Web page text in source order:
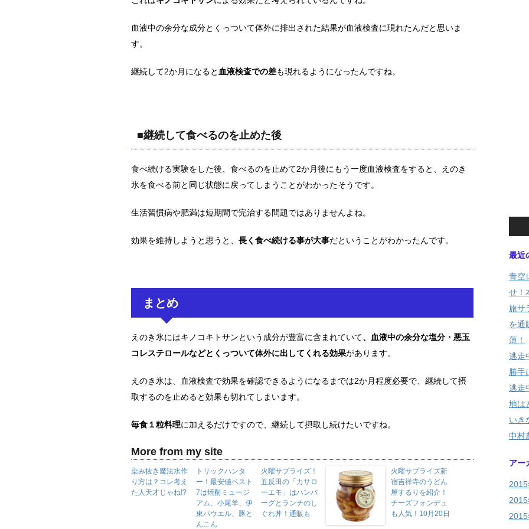
血液中の余分な成分とくっついて体外に排出された結果が血液検査に現れたんだと思いま
す。
継続して2か月になると 血液検査での差も現れるようになったんですね。
■継続して食べるのを止めた後
食べ続ける実験をした後、食べるのを止めて2か月後にもう一度血液検査をすると、えのき
氷を食べる前と同じ状態に戻ってしまうことがわかったそうです。
生活習慣病や肥満は短期間で完治する問題ではありませんよね。
効果を維持しようと思うと、 長く食べ続ける事が大事だということがわかったんです。
まとめ
えのき氷にはキノコキトサンという成分が豊富に含まれていて、血液中の余分な塩分・悪玉
コレステロールなどとくっついて体外に出してくれる効果があります。
えのき氷は、血液検査で効果を確認できるようになるまでは2か月程度必要で、継続して摂
取するのを止めると効果も切れてしまいます。
毎食１粒料理に加えるだけですので、継続して摂取し続けたいですね。
More from my site
染み抜き魔法水作
り方は？コレ考え
た人天才じゃね!?
トリックハンタ
ー！最安値ベスト
7は焼酎ミュージ
アム、小尾羊、伊
東パウエル、豚と
んこん
火曜サプライズ！
五反田の「カサロ
ーエモ」はハンバ
ーグとランチのし
ぐれ丼！通販も
火曜サプライズ新
宿吉祥寺のうどん
屋するりを紹介！
チーズフォンデュ
も人気！10月20日
最近
青空
せ！
旅サ
を通
薄！
逃走
勝手
逃走
地は
いき
中村
アー